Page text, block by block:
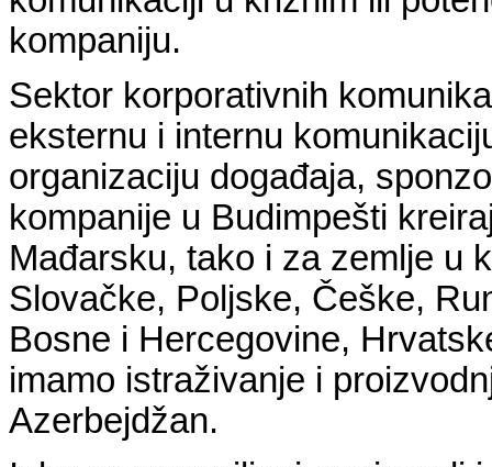
kompaniju.
Sektor korporativnih
eksternu i internu
organizaciju događaja,
kompanije u Budimpešti
Mađarsku, tako i za zemlje u
Slovačke, Poljske, Češke,
Bosne i Hercegovine,
imamo istraživanje i
Azerbejdžan.